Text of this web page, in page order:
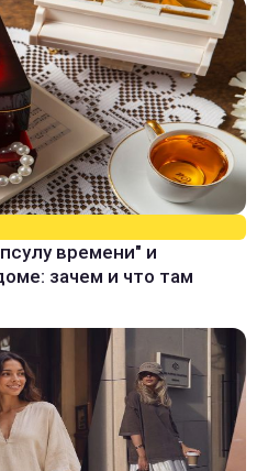
времени" и
зачем и что там